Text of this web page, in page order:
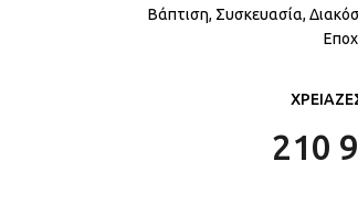
Βάπτιση, Συσκευασία,
210